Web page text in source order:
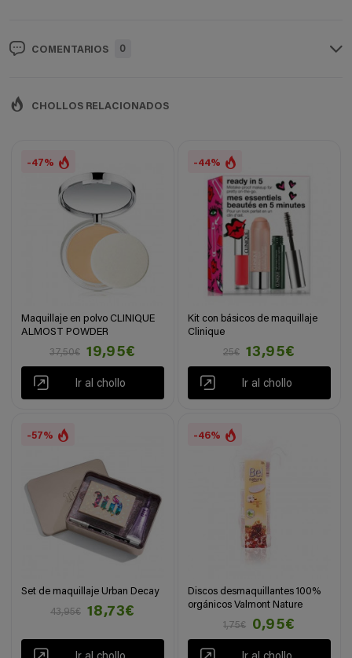
COMENTARIOS 0
CHOLLOS RELACIONADOS
-47%
Maquillaje en polvo CLINIQUE
ALMOST POWDER
37,50€
19,95€
Ir al chollo
-44%
Kit con básicos de maquillaje
Clinique
25€
13,95€
Ir al chollo
-57%
Set de maquillaje Urban Decay
43,95€
18,73€
-46%
Discos desmaquillantes 100%
orgánicos Valmont Nature
1,75€
0,95€